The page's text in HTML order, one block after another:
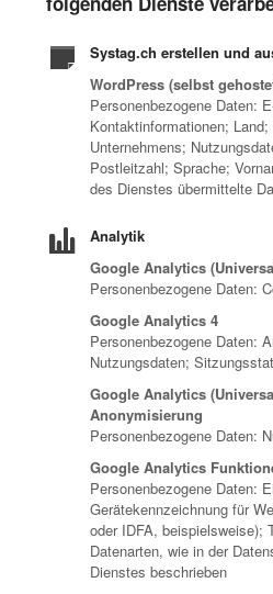
Systag.ch erstellen und
WordPress (selbst
Personenbezogene Daten:
Kontaktinformationen;
Unternehmens;
Postleitzahl; Sprache;
des Dienstes übermittelte
Analytik
Google Analytics
Personenbezogene Daten:
Google Analytics 4
Personenbezogene Daten:
Nutzungsdaten;
Google Analytics
Anonymisierung
Personenbezogene Daten:
Google Analytics
Personenbezogene Daten:
Gerätekennzeichnung für
oder IDFA, beispielsweise);
Datenarten, wie in der
Dienstes beschrieben